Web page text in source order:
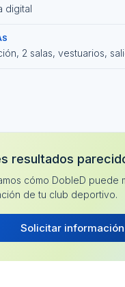
digital
2 salas, vestuarios,
resultados
cómo DobleD puede
de tu club deportivo.
Solicitar